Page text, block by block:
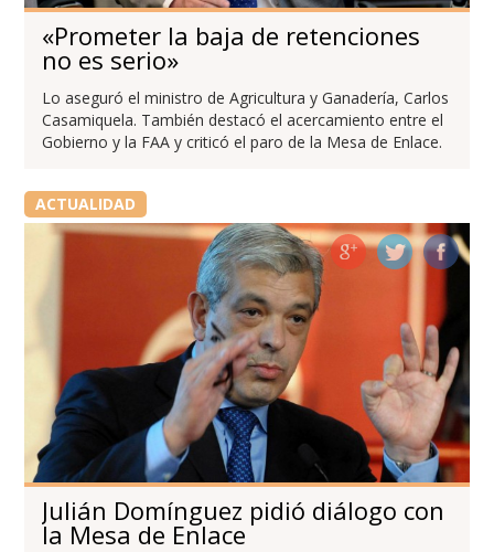
«Prometer la baja de retenciones
no es serio»
Lo aseguró el ministro de Agricultura y Ganadería, Carlos
Casamiquela. También destacó el acercamiento entre el
Gobierno y la FAA y criticó el paro de la Mesa de Enlace.
ACTUALIDAD
Julián Domínguez pidió diálogo con
la Mesa de Enlace